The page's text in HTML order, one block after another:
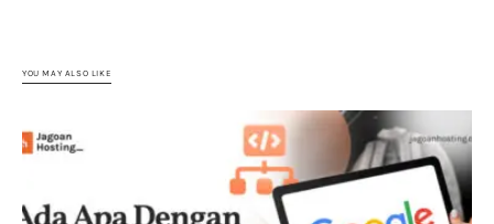
YOU MAY ALSO LIKE